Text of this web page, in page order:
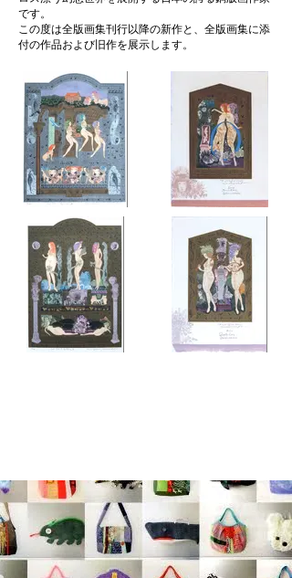
です。
この度は全版画集刊行以降の新作と、全版画集に添
付の作品および旧作を展示します。